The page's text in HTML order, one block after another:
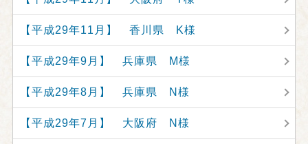
【平成29年11月】 香川県 K様
【平成29年9月】 兵庫県 M様
【平成29年8月】 兵庫県 N様
【平成29年7月】 大阪府 N様